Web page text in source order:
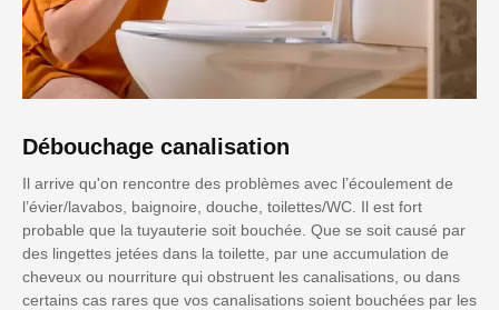
Débouchage canalisation
Il arrive qu'on rencontre des problèmes avec l’écoulement de
l’évier/lavabos, baignoire, douche, toilettes/WC. Il est fort
probable que la tuyauterie soit bouchée. Que se soit causé par
des lingettes jetées dans la toilette, par une accumulation de
cheveux ou nourriture qui obstruent les canalisations, ou dans
certains cas rares que vos canalisations soient bouchées par les